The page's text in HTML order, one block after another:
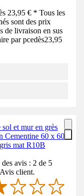
23,95 € * Tous les
sont des prix
de livraison en sus
par pcedès23,95
sol et mur en grès
Cementine 60 x 60
mat R10B
avis : 2 de 5
client.